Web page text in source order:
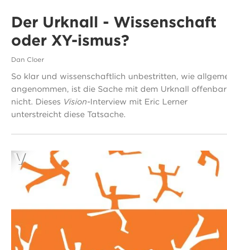
Der Urknall - Wissenschaft
oder XY-ismus?
Dan Cloer
So klar und wissenschaftlich unbestritten, wie
angenommen, ist die Sache mit dem Urknall offenbar
nicht. Dieses Vision-Interview mit Eric Lerner
unterstreicht diese Tatsache.